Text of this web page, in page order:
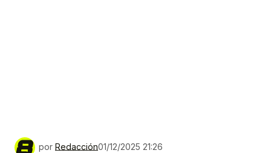
por Redacción01/12/2025 21:26